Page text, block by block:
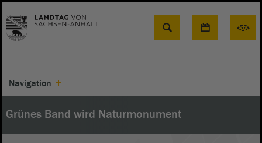
Suche
Navigation
Grünes Band wird Naturmonument